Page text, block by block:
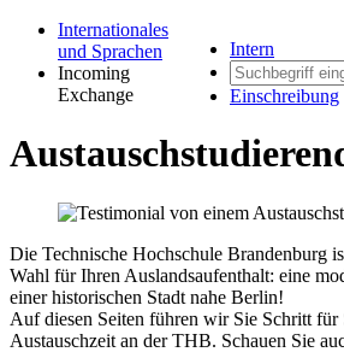
Intern
Einschreibung
Internationales
und Sprachen
Incoming
Exchange
Die Technische Hochschule Brandenburg
Wahl für Ihren Auslandsaufenthalt: eine
einer historischen Stadt nahe Berlin!
Auf diesen Seiten führen wir Sie Schritt
Austauschzeit an der THB. Schauen Sie